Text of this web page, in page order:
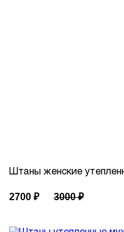
Штаны женские
2700 ₽ 3000₽